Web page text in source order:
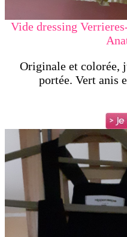
Vide dressing
Originale et colorée,
portée. Vert anis